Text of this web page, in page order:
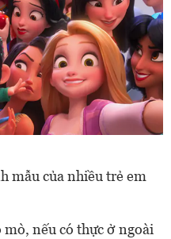
mẫu của nhiều trẻ em
nếu có thực ở ngoài